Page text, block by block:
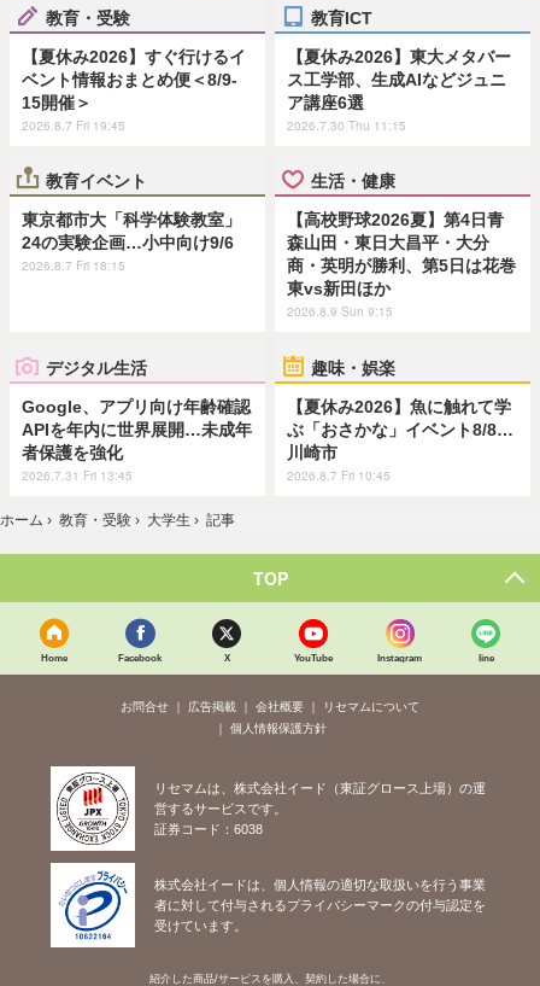
教育・受験
【夏休み2026】すぐ行けるイ
ベント情報おまとめ便＜8/9-
15開催＞
2026.8.7 Fri 19:45
教育ICT
【夏休み2026】東大メタバー
ス工学部、生成AIなどジュニ
ア講座6選
2026.7.30 Thu 11:15
教育イベント
東京都市大「科学体験教室」
24の実験企画…小中向け9/6
2026.8.7 Fri 18:15
生活・健康
【高校野球2026夏】第4日青
森山田・東日大昌平・大分
商・英明が勝利、第5日は花巻
東vs新田ほか
2026.8.9 Sun 9:15
デジタル生活
Google、アプリ向け年齢確認
APIを年内に世界展開…未成年
者保護を強化
2026.7.31 Fri 13:45
趣味・娯楽
【夏休み2026】魚に触れて学
ぶ「おさかな」イベント8/8…
川崎市
2026.8.7 Fri 10:45
ホーム › 教育・受験 › 大学生 › 記事
TOP
Home Facebook X YouTube Instagram line
お問合せ 広告掲載 会社概要
リセマムについて
個人情報保護方針
リセマムは、株式会社イード（東証グロース上場）の運
営するサービスです。
証券コード：6038
株式会社イードは、個人情報の適切な取扱いを行う事業
者に対して付与されるプライバシーマークの付与認定を
受けています。
紹介した商品/サービスを購入、契約した場合に、